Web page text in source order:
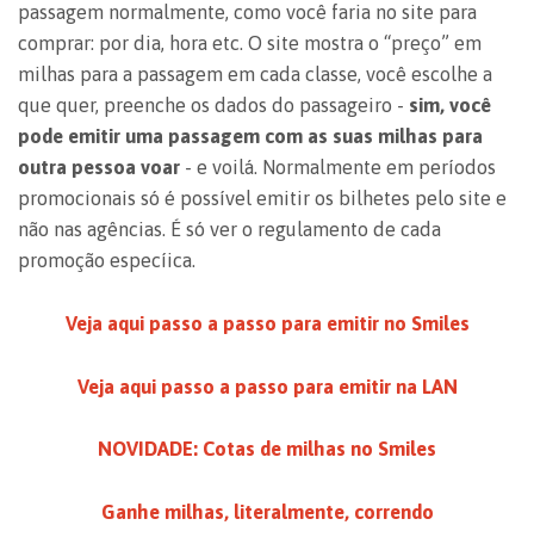
passagem normalmente, como você faria no site para
comprar: por dia, hora etc. O site mostra o “preço” em
milhas para a passagem em cada classe, você escolhe a
que quer, preenche os dados do passageiro - sim, você
pode emitir uma passagem com as suas milhas para
outra pessoa voar - e voilá. Normalmente em períodos
promocionais só é possível emitir os bilhetes pelo site e
não nas agências. É só ver o regulamento de cada
promoção especíica.
Veja aqui passo a passo para emitir no Smiles
Veja aqui passo a passo para emitir na LAN
NOVIDADE: Cotas de milhas no Smiles
Ganhe milhas, literalmente, correndo